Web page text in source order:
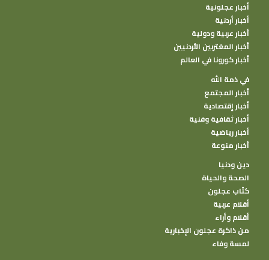
أخبار عجلونية
أخبار أردنية
أخبار عربية ودولية
أخبار المغتربين الأردنيين
أخبار كورونا في العالم
في ذمة الله
أخبار المجتمع
أخبار إقتصادية
أخبار ثقافية وفنية
أخبار رياضية
أخبار منوعة
دين ودنيا
الصحة والحياة
كتًاب عجلون
أقلام عربية
أقلام وأراء
من ذاكرة عجلون الإخبارية
لمسة وفاء